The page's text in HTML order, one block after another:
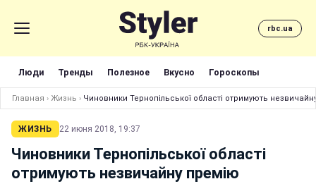
rbc.ua
Люди Тренды Полезное Вкусно Гороскопы
Главная › Жизнь › Чиновники Тернопільської області отримують
ЖИЗНЬ 22 июня 2018, 19:37
Чиновники Тернопільської області
отримують незвичайну премію